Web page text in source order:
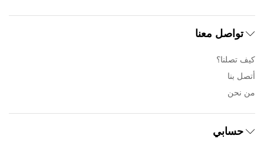
تواصل معنا
كيف تصلنا؟
أتصل بنا
من نحن
حسابي